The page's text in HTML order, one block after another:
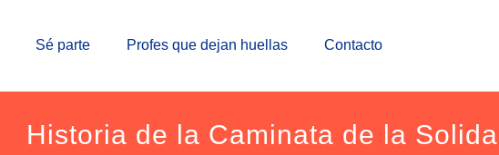
Sé parte Profes que dejan huellas Contacto
Historia de la Caminata de la